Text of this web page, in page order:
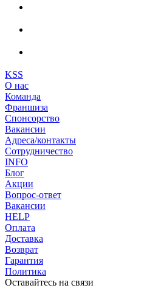
KSS
О нас
Команда
Франшиза
Спонсорство
Вакансии
Адреса/контакты
Сотрудничество
INFO
Блог
Акции
Вопрос-ответ
Вакансии
HELP
Оплата
Доставка
Возврат
Гарантия
Политика
Оставайтесь на связи